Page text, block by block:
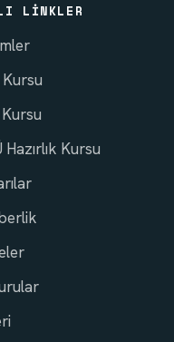
LINKLER
Kursu
Kursu
Hazırlık Kursu